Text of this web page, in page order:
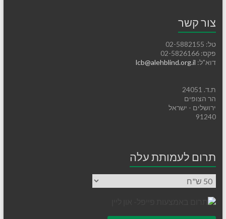
צור קשר
טל: 02-5882155
פקס: 02-5826166
דוא"ל:
ת.ד. 24051
הר הצופים
ירושלים - ישראל
91240
תרום לעמותת עלה